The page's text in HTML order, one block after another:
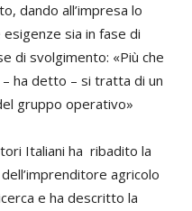
dando all’impresa lo
sia in fase di
di svolgimento: «Più che
ha detto – si tratta di un
gruppo operativo»
Italiani ha ribadito la
agricolo
e ha descritto la